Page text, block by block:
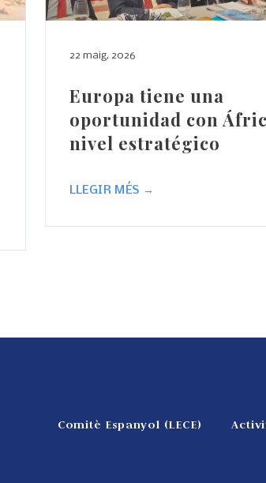
22 maig, 2026
Europa tiene una
oportunidad con
nivel estratégico
LLEGIR MÉS →
Comitè Espanyol (LECE)